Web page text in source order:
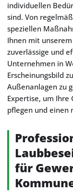
individuellen
sind. Von
speziellen
Ihnen mit
zuverlässige und
Unternehmen in
Erscheinungsbild
Außenanlagen zu
Expertise, um
pflegen und einen
für